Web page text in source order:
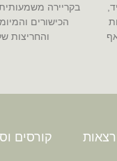
בקריירה
הכישורים
והחריצות
קורסים